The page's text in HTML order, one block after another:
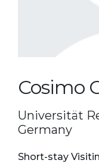
Cosimo
Universität
Germany
Short-stay